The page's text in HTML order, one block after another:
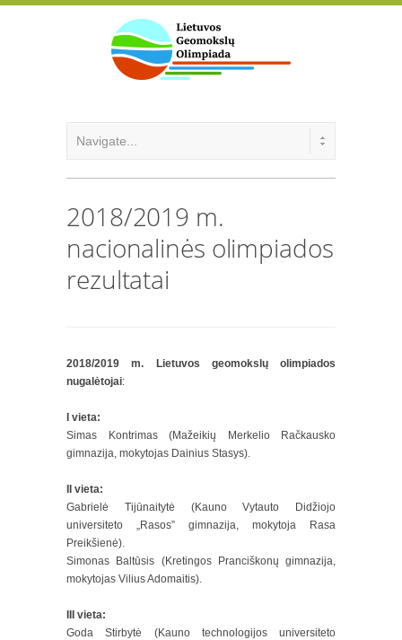
2018/2019 m.
nacionalinės olimpiados
rezultatai
2018/2019 m. Lietuvos geomokslų olimpiados
nugalėtojai:
I vieta:
Simas Kontrimas (Mažeikių Merkelio Račkausko
gimnazija, mokytojas Dainius Stasys).
II vieta:
Gabrielė Tijūnaitytė (Kauno Vytauto Didžiojo
universiteto „Rasos” gimnazija, mokytoja Rasa
Preikšienė).
Simonas Baltūsis (Kretingos Pranciškonų gimnazija,
mokytojas Vilius Adomaitis).
III vieta:
Goda Stirbytė (Kauno technologijos universiteto